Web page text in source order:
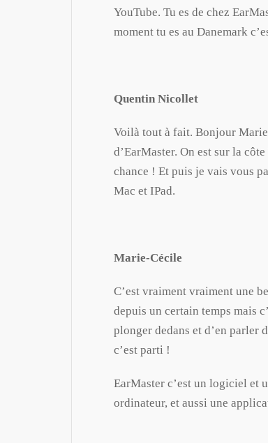
YouTube. Tu es de chez
moment tu es au Danemark
Quentin Nicollet
Voilà tout à fait. Bonjour
d’EarMaster. On est sur la
chance ! Et puis je vais vous
Mac et IPad.
Marie-Cécile
C’est vraiment vraiment une
depuis un certain temps mais
plonger dedans et d’en parler
c’est parti !
EarMaster c’est un logiciel et
ordinateur, et aussi une